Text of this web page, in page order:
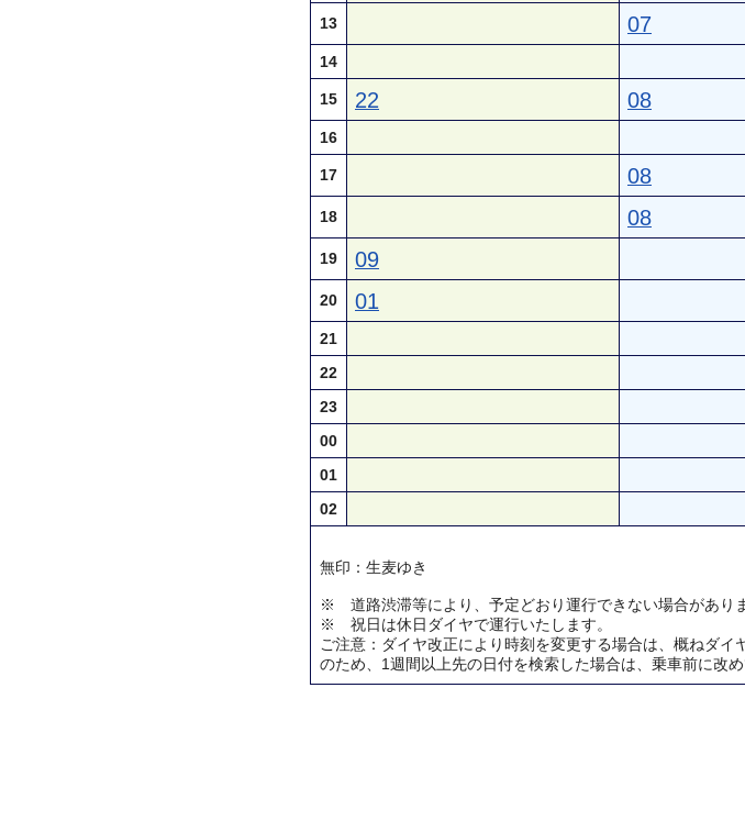
13 07
14
15 22 08
16
17 08
18 08
19 09
20 01
21
22
23
00
01
02
無印：生麦ゆき
※ 道路渋滞等により、予定どおり運行できない場合があり
※ 祝日は休日ダイヤで運行いたします。
ご注意：ダイヤ改正により時刻を変更する場合は、概ねダ
のため、1週間以上先の日付を検索した場合は、乗車前に改